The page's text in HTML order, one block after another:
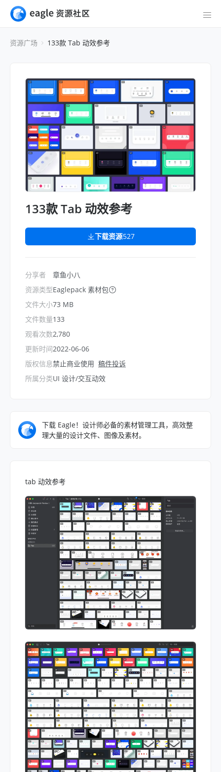
资源广场 133款 Tab 动效参考
133款 Tab 动效参考
下载资源527
分享者
资源类型
文件大小
文件数量
观看次数
更新时间
版权信息
所属分类
章鱼小八
Eaglepack 素材包
73 MB
133
2,780
2022-06-06
禁止商业使用 稿件投诉
UI 设计/交互动效
下载 Eagle！设计师必备的素材管理工具，高效整
理大量的设计文件、图像及素材。
tab 动效参考